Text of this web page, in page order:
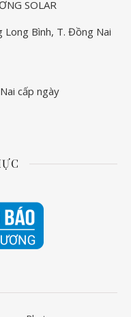
SOLAR
Bình, T. Đồng Nai
cấp ngày